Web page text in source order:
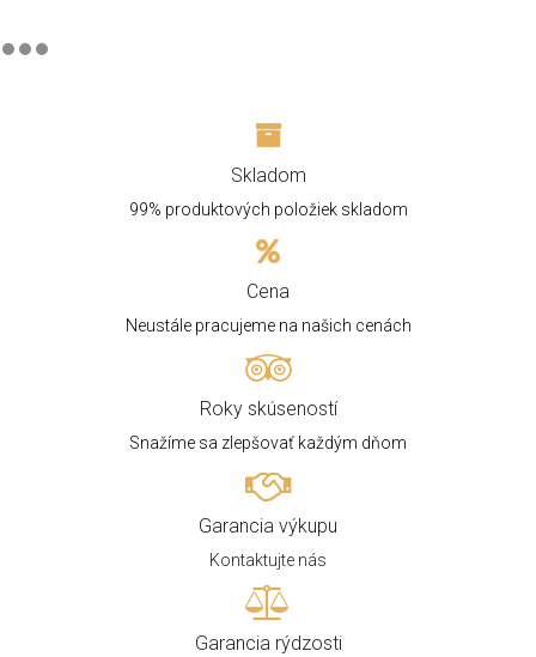
Skladom
99% produktových položiek skladom
Cena
Neustále pracujeme na našich cenách
Roky skúseností
Snažíme sa zlepšovať každým dňom
Garancia výkupu
Kontaktujte nás
Garancia rýdzosti